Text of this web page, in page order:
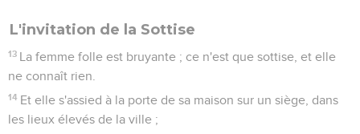
L'invitation de la Sottise
13 La femme folle est bruyante ; ce n'est que sottise, et elle
ne connaît rien.
14 Et elle s'assied à la porte de sa maison sur un siège, dans
les lieux élevés de la ville ;